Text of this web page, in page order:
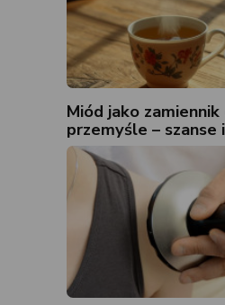
Miód jako
przemyśle – szanse